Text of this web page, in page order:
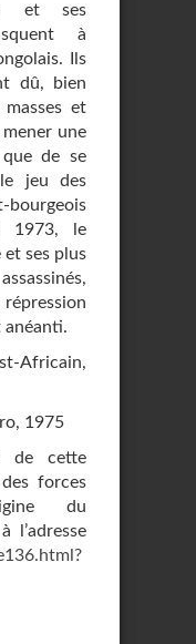
et ses
à
Ils
dû, bien
et
une
de se
jeu des
bourgeois
1973, le
et ses plus
anéanti.
Africain,
1975
de cette
forces
du
l’adresse